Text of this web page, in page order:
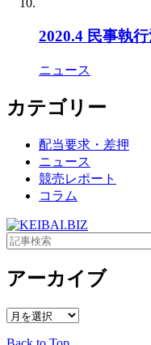
2020.4 民事執
ニュース
カテゴリー
配当要求・差押
ニュース
競売レポート
コラム
アーカイブ
ア